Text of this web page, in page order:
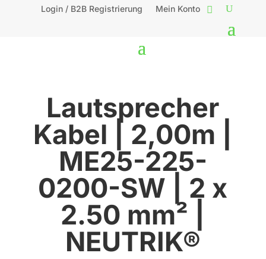
Login / B2B Registrierung Mein Konto
Lautsprecher
Kabel | 2,00m |
ME25-225-
0200-SW | 2 x
2.50 mm² |
NEUTRIK®